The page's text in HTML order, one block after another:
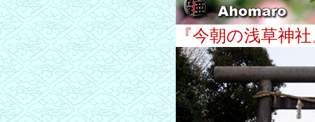
『今朝の浅草神